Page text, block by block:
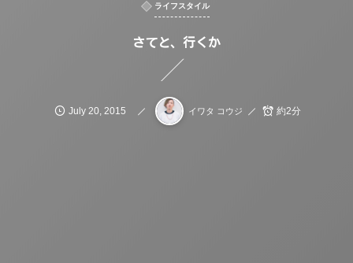
ライフスタイル
さてと、行くか
July 20 2015 イワタ コウジ 約2分